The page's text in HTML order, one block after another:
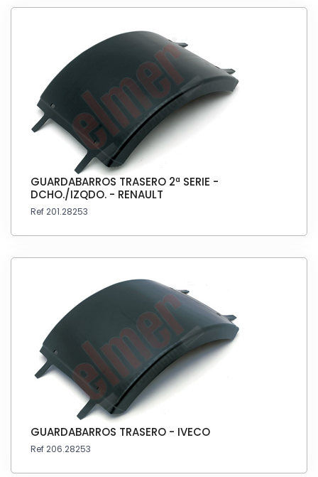
GUARDABARROS TRASERO 2ª SERIE -
DCHO./IZQDO. - RENAULT
Ref 201.28253
GUARDABARROS TRASERO - IVECO
Ref 206.28253